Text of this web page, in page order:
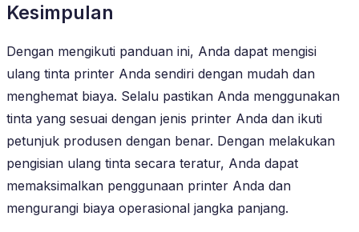
Kesimpulan
Dengan mengikuti panduan ini, Anda dapat mengisi
ulang tinta printer Anda sendiri dengan mudah dan
menghemat biaya. Selalu pastikan Anda menggunakan
tinta yang sesuai dengan jenis printer Anda dan ikuti
petunjuk produsen dengan benar. Dengan melakukan
pengisian ulang tinta secara teratur, Anda dapat
memaksimalkan penggunaan printer Anda dan
mengurangi biaya operasional jangka panjang.